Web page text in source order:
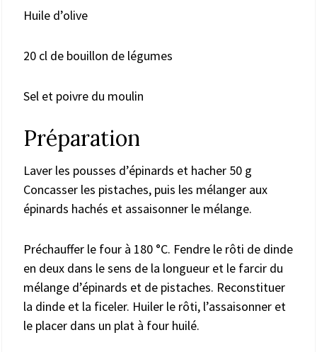
Huile d’olive
20 cl de bouillon de légumes
Sel et poivre du moulin
Préparation
Laver les pousses d’épinards et hacher 50 g
Concasser les pistaches, puis les mélanger aux
épinards hachés et assaisonner le mélange.
Préchauffer le four à 180 °C. Fendre le rôti de dinde
en deux dans le sens de la longueur et le farcir du
mélange d’épinards et de pistaches. Reconstituer
la dinde et la ficeler. Huiler le rôti, l’assaisonner et
le placer dans un plat à four huilé.